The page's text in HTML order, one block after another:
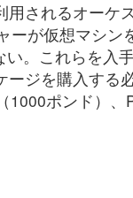
されるオーケ
ーが仮想マシン
い。これらを入
ジを購入する
1000ポンド）